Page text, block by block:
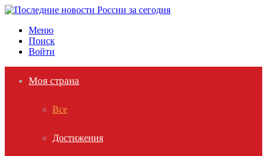
Меню
Поиск
Войти
Моя страна
Все
Достижения